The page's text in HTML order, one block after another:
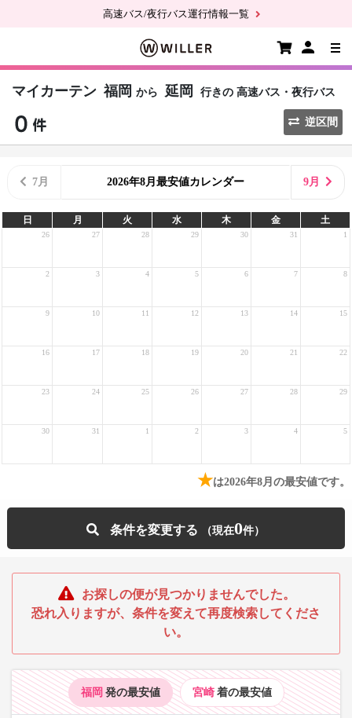
高速バス/夜行バス運行情報一覧
マイカーテン 福岡 から 延岡 行きの 高速バス・夜行バス
逆区間
7月 2026年8月最安値カレンダー 9月
日 月 火 水 木 金 土
26 27 28 29 30 31 1
2 3 4 5 6 7 8
9 10 11 12 13 14 15
16 17 18 19 20 21 22
23 24 25 26 27 28 29
30 31 1 2 3 4 5
★は2026年8月の最安値です。
条件を変更する 0
お探しの便が見つかりませんでした。
恐れ入りますが、条件を変えて再度検索してくださ
い。
福岡 発の最安値 宮崎 着の最安値